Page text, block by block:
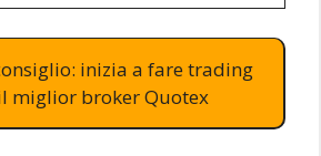
inizia a fare trading
miglior broker Quotex